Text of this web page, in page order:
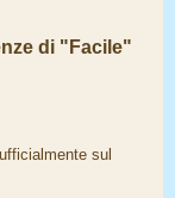
di "Facile"
sul